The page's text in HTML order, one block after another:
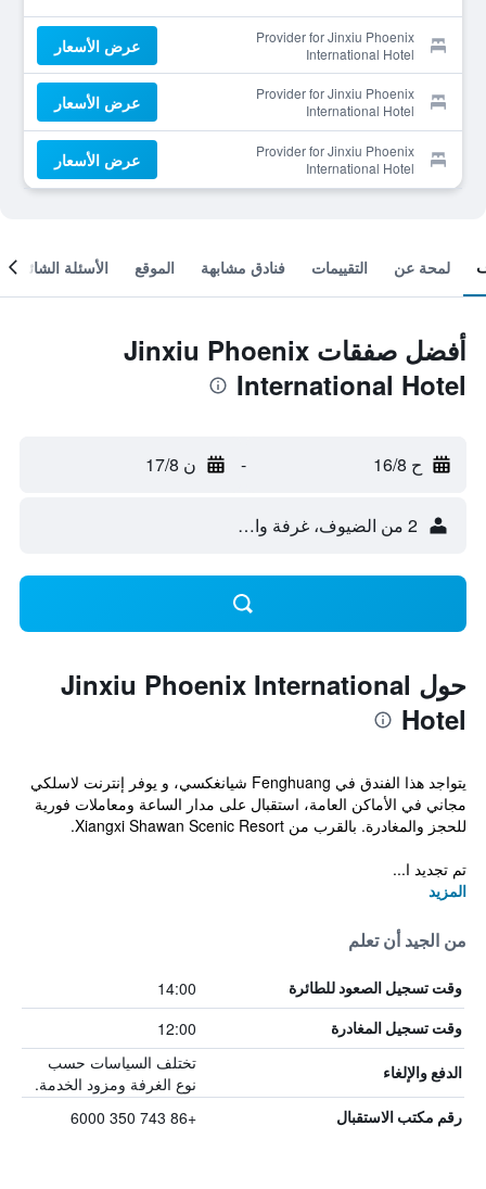
Provider for Jinxiu Phoenix
International Hotel
عرض الأسعار
Provider for Jinxiu Phoenix
International Hotel
عرض الأسعار
Provider for Jinxiu Phoenix
International Hotel
عرض الأسعار
لمحة عن التقييمات فنادق مشابهة الموقع الأسئلة الشائعة
أفضل صفقات Jinxiu Phoenix
International Hotel
ح 16/8 - ن 17/8
2 من الضيوف، غرفة واحدة
حول Jinxiu Phoenix International
Hotel
يتواجد هذا الفندق في Fenghuang شيانغكسي، و يوفر إنترنت لاسلكي
مجاني في الأماكن العامة، استقبال على مدار الساعة ومعاملات فورية
للحجز والمغادرة. بالقرب من Xiangxi Shawan Scenic Resort.
تم تجديد ا...
المزيد
من الجيد أن تعلم
وقت تسجيل الصعود للطائرة 14:00
وقت تسجيل المغادرة 12:00
الدفع والإلغاء
تختلف السياسات حسب
نوع الغرفة ومزود الخدمة.
رقم مكتب الاستقبال +86 743 350 6000